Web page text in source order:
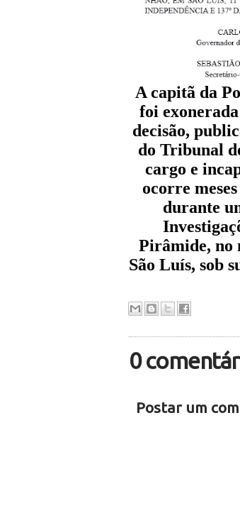
A capitã da
foi
decisão,
do Tribunal
cargo e
ocorre
durante
Pirâmide, no
São Luís, sob
0
Postar um